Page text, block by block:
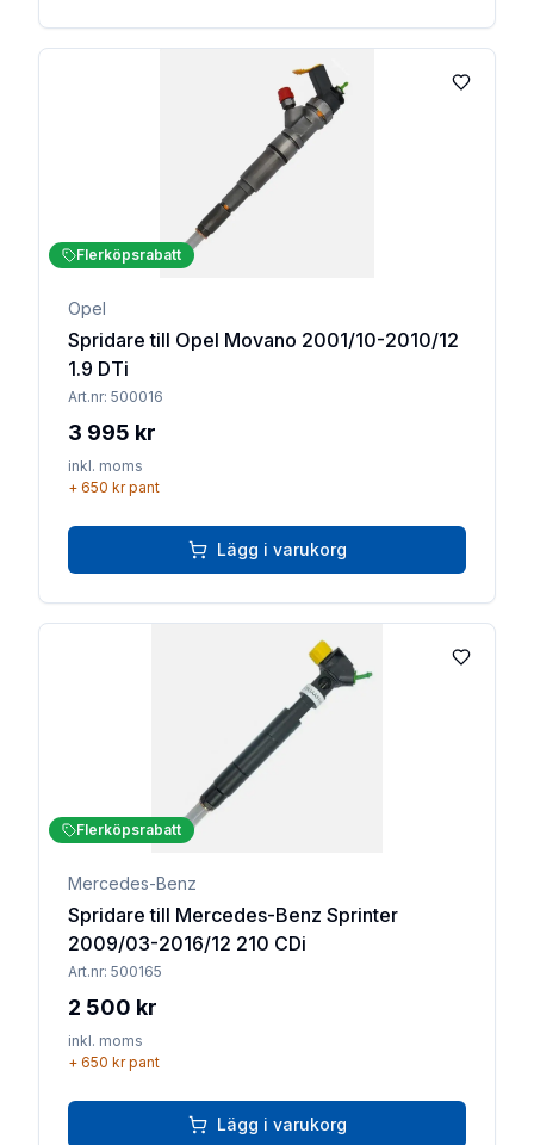
Lägg till
Flerköpsrabatt
Opel
Spridare till Opel Movano 2001/10-2010/12
1.9 DTi
Art.nr: 500016
3 995 kr
inkl. moms
+ 650 krpant
Lägg i varukorg
Lägg till
Flerköpsrabatt
Mercedes-Benz
Spridare till Mercedes-Benz Sprinter
2009/03-2016/12 210 CDi
Art.nr: 500165
2 500 kr
inkl. moms
+ 650 krpant
Lägg i varukorg